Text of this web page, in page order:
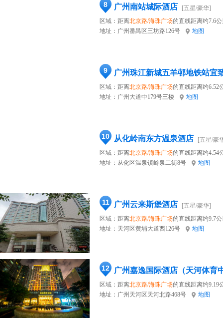
8 广州南站城际酒店
[五星/豪华]
区域：距离北京路/海珠广场的直线距离约7.6
地址： 广州番禺区三坊路126号 地图
9 广州珠江新城五羊邨地铁站宜
区域：距离北京路/海珠广场的直线距离约6.52
地址： 广州大道中179号三楼 地图
10 从化岭南东方温泉酒店
[五星/豪
区域：距离北京路/海珠广场的直线距离约4.54
地址： 从化区温泉镇岭泉二街8号 地图
11 广州云来斯堡酒店
[五星/豪华]
区域：距离北京路/海珠广场的直线距离约9.7
地址： 天河区黄埔大道西126号 地图
12 广州嘉逸国际酒店（天河体育
区域：距离北京路/海珠广场的直线距离约9.19
地址： 广州天河区天河北路468号 地图